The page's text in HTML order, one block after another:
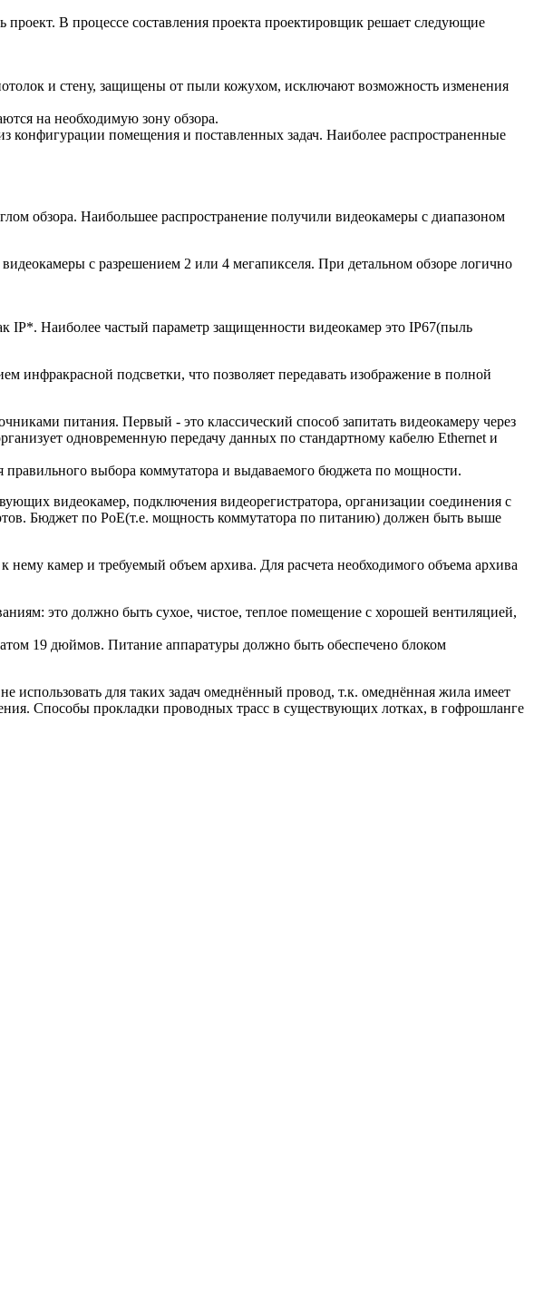
проект. В процессе составления проекта проектировщик решает следующие
и стену, защищены от пыли кожухом, исключают возможность изменения
на необходимую зону обзора.
конфигурации помещения и поставленных задач. Наиболее распространенные
обзора. Наибольшее распространение получили видеокамеры с диапазоном
с разрешением 2 или 4 мегапикселя. При детальном обзоре логично
IP*. Наиболее частый параметр защищенности видеокамер это IP67(пыль
инфракрасной подсветки, что позволяет передавать изображение в полной
питания. Первый - это классический способ запитать видеокамеру через
одновременную передачу данных по стандартному кабелю Ethernet и
выбора коммутатора и выдаваемого бюджета по мощности.
видеокамер, подключения видеорегистратора, организации соединения с
Бюджет по PoE(т.е. мощность коммутатора по питанию) должен быть выше
камер и требуемый объем архива. Для расчета необходимого объема архива
это должно быть сухое, чистое, теплое помещение с хорошей вентиляцией,
19 дюймов. Питание аппаратуры должно быть обеспечено блоком
использовать для таких задач омеднённый провод, т.к. омеднённая жила имеет
Способы прокладки проводных трасс в существующих лотках, в гофрошланге